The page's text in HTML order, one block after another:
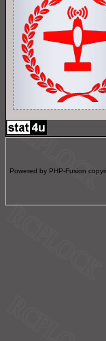
Powered by PHP-Fusion